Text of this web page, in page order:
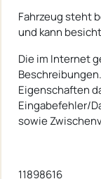
Fahrzeug steht
und kann
Die im Internet
Eigenschaften
Eingabefehler/
sowie
11898616